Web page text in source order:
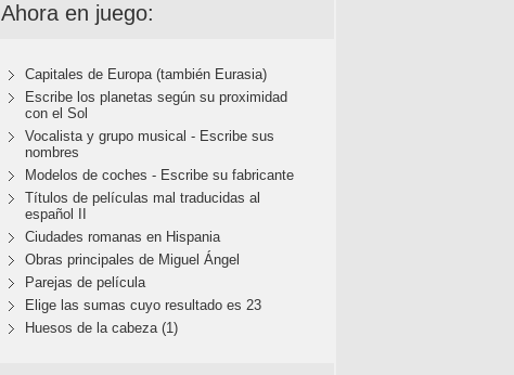
Ahora en juego:
Capitales de Europa (también Eurasia)
Escribe los planetas según su proximidad
con el Sol
Vocalista y grupo musical - Escribe sus
nombres
Modelos de coches - Escribe su fabricante
Títulos de películas mal traducidas al
español II
Ciudades romanas en Hispania
Obras principales de Miguel Ángel
Parejas de película
Elige las sumas cuyo resultado es 23
Huesos de la cabeza (1)